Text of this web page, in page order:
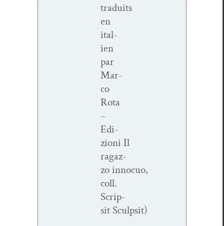
traduits
en
ital­
ien
par
Mar­
co
Rota
–
Edi­
zioni Il
ragaz­
zo innocuo,
coll.
Scrip­
sit Sculpsit)